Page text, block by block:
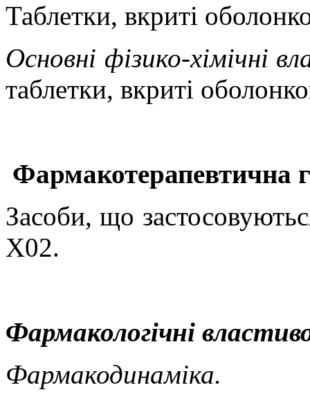
Таблетки, вкриті
Основні фізико-хімічні
таблетки, вкриті
Фармакотерапевтична
Засоби, що
X02.
Фармакологічні
Фармакодинаміка.